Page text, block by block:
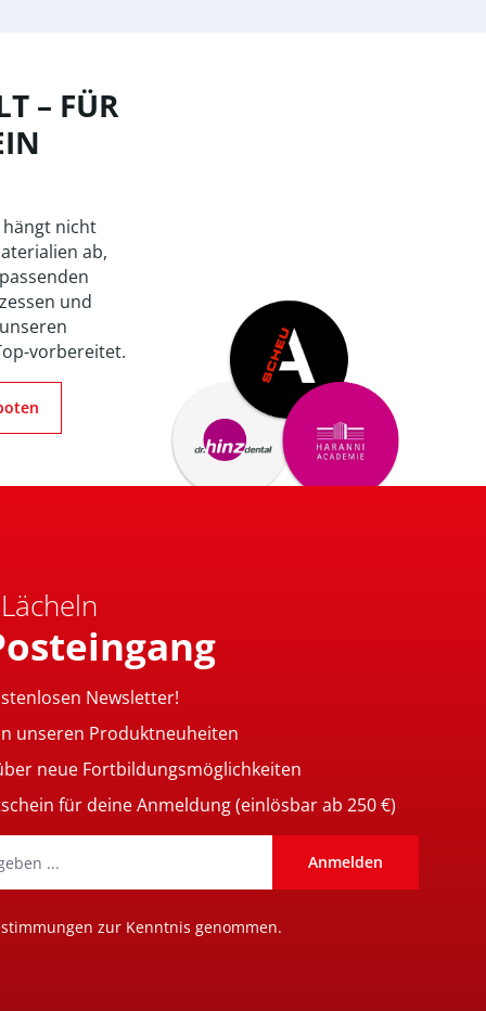
– FÜR
hängt nicht
ab,
und
vorbereitet.
Newsletter!
unseren Produktneuheiten
neue Fortbildungsmöglichkeiten
für deine Anmeldung (einlösbar ab 250 €)
Anmelden
zur Kenntnis genommen.